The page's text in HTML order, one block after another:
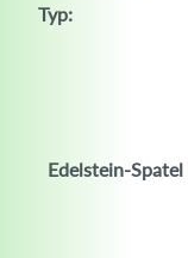
Typ:
Edelstein-Spatel